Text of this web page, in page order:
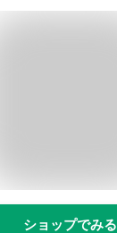
ショップでみる